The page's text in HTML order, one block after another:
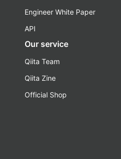
Engineer White Paper
API
Our service
Qiita Team
Qiita Zine
Official Shop